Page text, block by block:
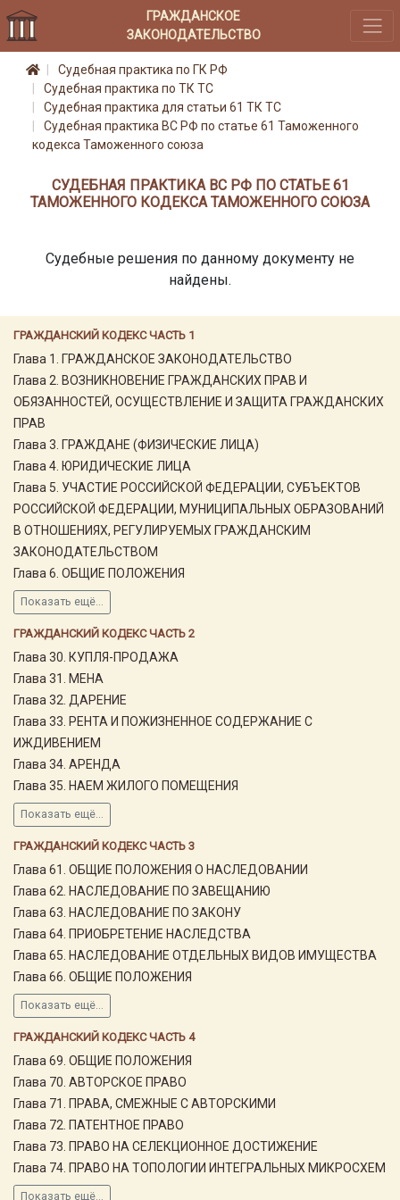
ГРАЖДАНСКОЕ
ЗАКОНОДАТЕЛЬСТВО
ГРАЖДАНСКИЙ КОДЕКС ЧАСТЬ 1
Глава 1. ГРАЖДАНСКОЕ ЗАКОНОДАТЕЛЬСТВО
Глава 2. ВОЗНИКНОВЕНИЕ ГРАЖДАНСКИХ ПРАВ И
ОБЯЗАННОСТЕЙ, ОСУЩЕСТВЛЕНИЕ И ЗАЩИТА ГРАЖДАНСКИХ
ПРАВ
Глава 3. ГРАЖДАНЕ (ФИЗИЧЕСКИЕ ЛИЦА)
Глава 4. ЮРИДИЧЕСКИЕ ЛИЦА
Глава 5. УЧАСТИЕ РОССИЙСКОЙ ФЕДЕРАЦИИ, СУБЪЕКТОВ
РОССИЙСКОЙ ФЕДЕРАЦИИ, МУНИЦИПАЛЬНЫХ ОБРАЗОВАНИЙ
В ОТНОШЕНИЯХ, РЕГУЛИРУЕМЫХ ГРАЖДАНСКИМ
ЗАКОНОДАТЕЛЬСТВОМ
Глава 6. ОБЩИЕ ПОЛОЖЕНИЯ
Показать ещё...
ГРАЖДАНСКИЙ КОДЕКС ЧАСТЬ 2
Глава 30. КУПЛЯ-ПРОДАЖА
Глава 31. МЕНА
Глава 32. ДАРЕНИЕ
Глава 33. РЕНТА И ПОЖИЗНЕННОЕ СОДЕРЖАНИЕ С
ИЖДИВЕНИЕМ
Глава 34. АРЕНДА
Глава 35. НАЕМ ЖИЛОГО ПОМЕЩЕНИЯ
Показать ещё...
ГРАЖДАНСКИЙ КОДЕКС ЧАСТЬ 3
Глава 61. ОБЩИЕ ПОЛОЖЕНИЯ О НАСЛЕДОВАНИИ
Глава 62. НАСЛЕДОВАНИЕ ПО ЗАВЕЩАНИЮ
Глава 63. НАСЛЕДОВАНИЕ ПО ЗАКОНУ
Глава 64. ПРИОБРЕТЕНИЕ НАСЛЕДСТВА
Глава 65. НАСЛЕДОВАНИЕ ОТДЕЛЬНЫХ ВИДОВ ИМУЩЕСТВА
Глава 66. ОБЩИЕ ПОЛОЖЕНИЯ
Показать ещё...
ГРАЖДАНСКИЙ КОДЕКС ЧАСТЬ 4
Глава 69. ОБЩИЕ ПОЛОЖЕНИЯ
Глава 70. АВТОРСКОЕ ПРАВО
Глава 71. ПРАВА, СМЕЖНЫЕ С АВТОРСКИМИ
Глава 72. ПАТЕНТНОЕ ПРАВО
Глава 73. ПРАВО НА СЕЛЕКЦИОННОЕ ДОСТИЖЕНИЕ
Глава 74. ПРАВО НА ТОПОЛОГИИ ИНТЕГРАЛЬНЫХ МИКРОСХЕМ
Показать ещё...
Судебная практика по ГК РФ
Судебная практика по ТК ТС
Судебная практика для статьи 61 ТК ТС
Судебная практика ВС РФ по статье 61 Таможенного
кодекса Таможенного союза
СУДЕБНАЯ ПРАКТИКА ВС РФ ПО СТАТЬЕ 61
ТАМОЖЕННОГО КОДЕКСА ТАМОЖЕННОГО СОЮЗА
Судебные решения по данному документу не
найдены.